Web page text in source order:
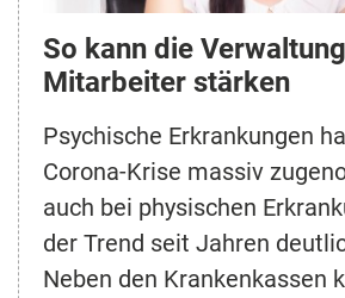
So kann die Verwaltung
Mitarbeiter stärken
Psychische Erkrankungen
Corona-Krise massiv
auch bei physischen
der Trend seit Jahren
Neben den Krankenkassen